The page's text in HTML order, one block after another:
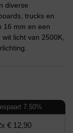
diverse
trucks en
16 mm en een
licht van 2500K,
7.50%
€ 12,90